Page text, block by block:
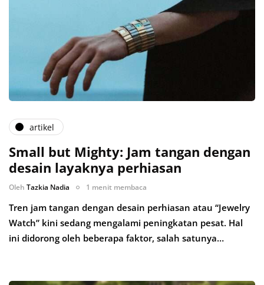
artikel
Small but Mighty: Jam tangan dengan
desain layaknya perhiasan
Oleh Tazkia Nadia 1 menit membaca
Tren jam tangan dengan desain perhiasan atau “Jewelry
Watch” kini sedang mengalami peningkatan pesat. Hal
ini didorong oleh beberapa faktor, salah satunya…